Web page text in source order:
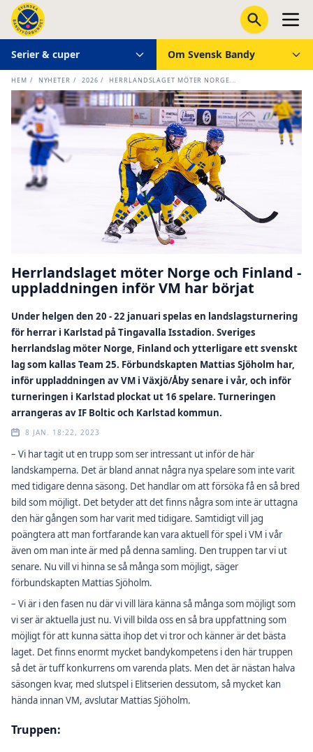
Serier & cuper Om Svensk Bandy
HEM / NYHETER / 2026 / HERRLANDSLAGET MÖTER NORGE...
Herrlandslaget möter Norge och Finland -
uppladdningen inför VM har börjat
Under helgen den 20 - 22 januari spelas en landslagsturnering
för herrar i Karlstad på Tingavalla Isstadion. Sveriges
herrlandslag möter Norge, Finland och ytterligare ett svenskt
lag som kallas Team 25. Förbundskapten Mattias Sjöholm har,
inför uppladdningen av VM i Växjö/Åby senare i vår, och inför
turneringen i Karlstad plockat ut 16 spelare. Turneringen
arrangeras av IF Boltic och Karlstad kommun.
8 JAN. 18:22, 2023
– Vi har tagit ut en trupp som ser intressant ut inför de här
landskamperna. Det är bland annat några nya spelare som inte varit
med tidigare denna säsong. Det handlar om att försöka få en så bred
bild som möjligt. Det betyder att det finns några som inte är uttagna
den här gången som har varit med tidigare. Samtidigt vill jag
poängtera att man fortfarande kan vara aktuell för spel i VM i vår
även om man inte är med på denna samling. Den truppen tar vi ut
senare. Nu vill vi hinna se så många som möjligt, säger
förbundskapten Mattias Sjöholm.
– Vi är i den fasen nu där vi vill lära känna så många som möjligt som
vi ser är aktuella just nu. Vi vill bilda oss en så bra uppfattning som
möjligt för att kunna sätta ihop det vi tror och känner är det bästa
laget. Det finns enormt mycket bandykompetens i den här truppen
så det är tuff konkurrens om varenda plats. Men det är nästan halva
säsongen kvar, med slutspel i Elitserien dessutom, så mycket kan
hända innan VM, avslutar Mattias Sjöholm.
Truppen: